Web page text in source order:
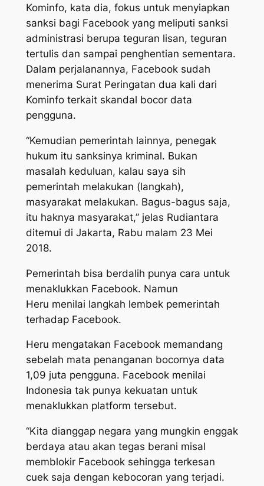
Kominfo, kata dia, fokus untuk menyiapkan
sanksi bagi Facebook yang meliputi sanksi
administrasi berupa teguran lisan, teguran
tertulis dan sampai penghentian sementara.
Dalam perjalanannya, Facebook sudah
menerima Surat Peringatan dua kali dari
Kominfo terkait skandal bocor data
pengguna.
“Kemudian pemerintah lainnya, penegak
hukum itu sanksinya kriminal. Bukan
masalah keduluan, kalau saya sih
pemerintah melakukan (langkah),
masyarakat melakukan. Bagus-bagus saja,
itu haknya masyarakat,” jelas Rudiantara
ditemui di Jakarta, Rabu malam 23 Mei
2018.
Pemerintah bisa berdalih punya cara untuk
menaklukkan Facebook. Namun
Heru menilai langkah lembek pemerintah
terhadap Facebook.
Heru mengatakan Facebook memandang
sebelah mata penanganan bocornya data
1,09 juta pengguna. Facebook menilai
Indonesia tak punya kekuatan untuk
menaklukkan platform tersebut.
“Kita dianggap negara yang mungkin enggak
berdaya atau akan tegas berani misal
memblokir Facebook sehingga terkesan
cuek saja dengan kebocoran yang terjadi.